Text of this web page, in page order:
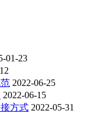
01-23
2022-06-25
2022-06-15
方式 2022-05-31